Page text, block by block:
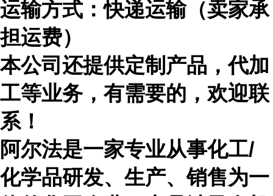
运输方式：快递运输（卖家承
担运费）
本公司还提供定制产品，代加
工等业务，有需要的，欢迎联
系！
阿尔法是一家专业从事化工/
化学品研发、生产、销售为一